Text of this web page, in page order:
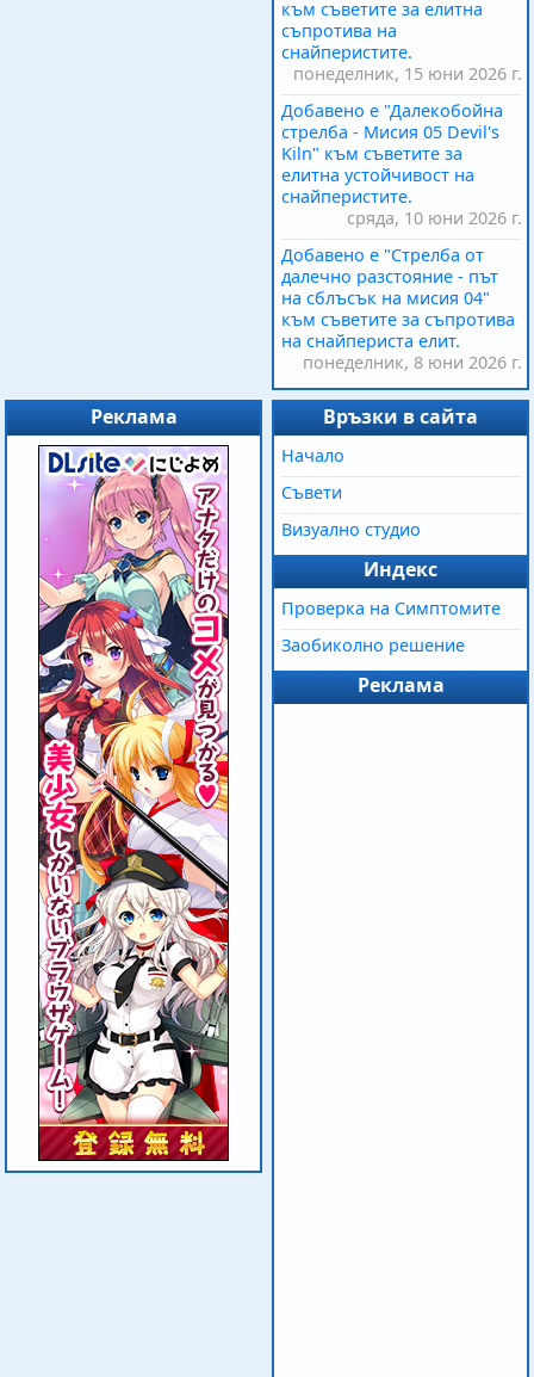
към съветите за елитна
съпротива на
снайперистите.
понеделник, 15 юни 2026 г.
Добавено е "Далекобойна
стрелба - Мисия 05 Devil's
Kiln" към съветите за
елитна устойчивост на
снайперистите.
сряда, 10 юни 2026 г.
Добавено е "Стрелба от
далечно разстояние - път
на сблъсък на мисия 04"
към съветите за съпротива
на снайпериста елит.
понеделник, 8 юни 2026 г.
Реклама Връзки в сайта
Начало
Съвети
Визуално студио
Индекс
Проверка на Симптомите
Заобиколно решение
Реклама